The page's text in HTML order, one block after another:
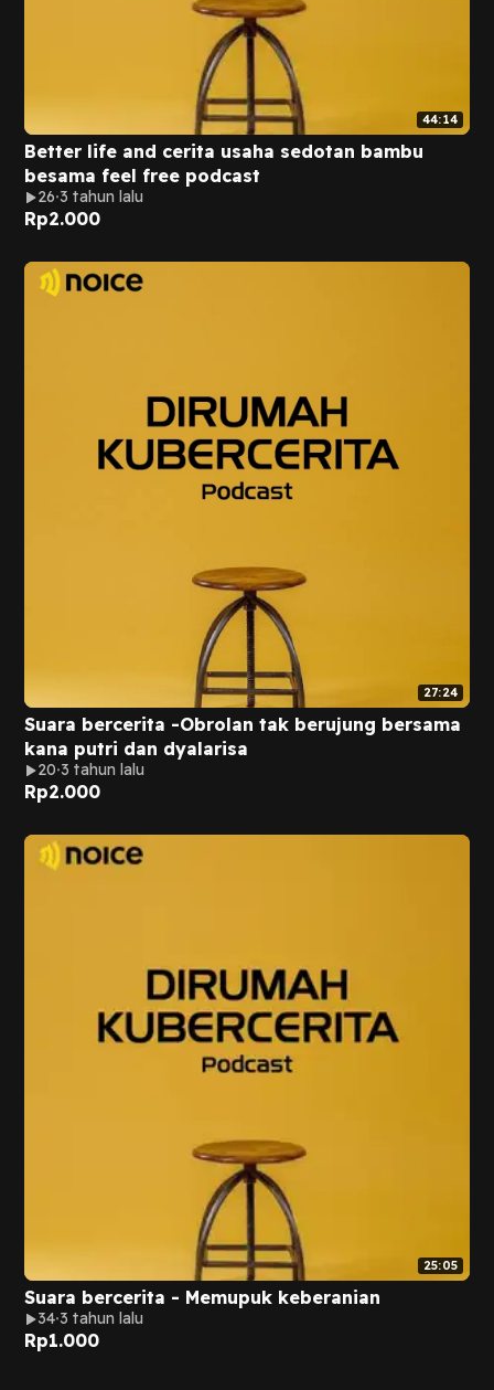
44:14
Better life and cerita usaha sedotan bambu
besama feel free podcast
26 3 tahun lalu
Rp2.000
27:24
Suara bercerita -Obrolan tak berujung bersama
kana putri dan dyalarisa
20 3 tahun lalu
Rp2.000
25:05
Suara bercerita - Memupuk keberanian
34 3 tahun lalu
Rp1.000